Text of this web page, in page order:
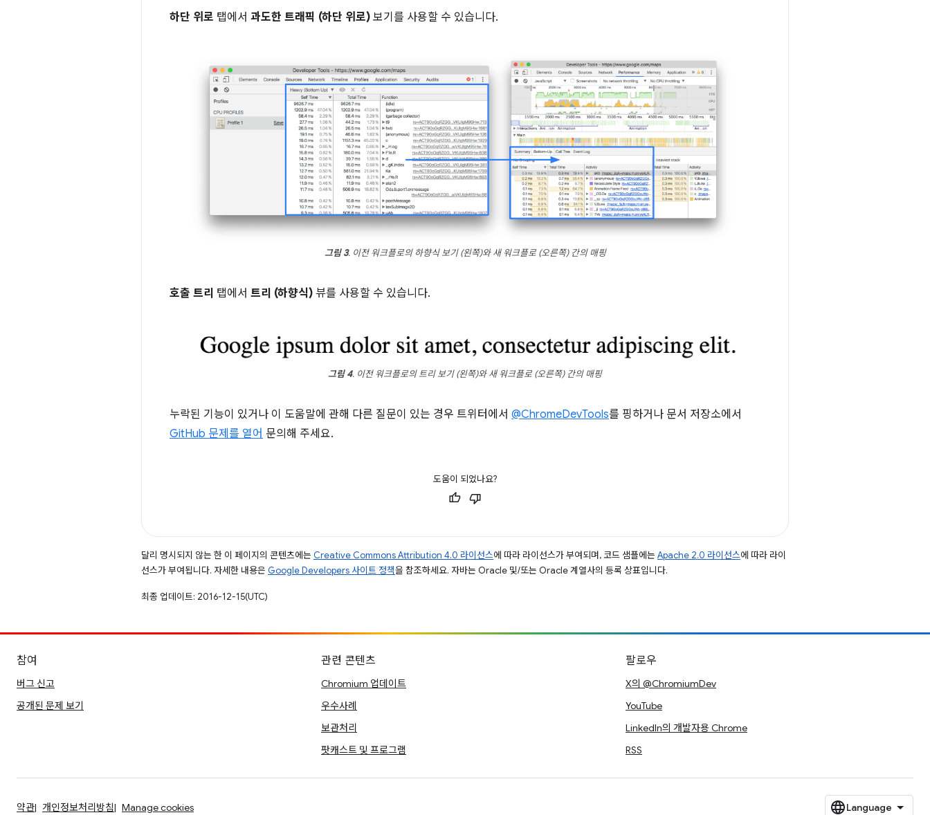
하단 위로 탭에서 과도한 트래픽 (하단 위로) 보기를 사용할 수 있습니다.
그림 3. 이전 워크플로의 하향식 보기 (왼쪽)와 새 워크플로 (오른쪽) 간의 매핑
호출 트리 탭에서 트리 (하향식) 뷰를 사용할 수 있습니다.
그림 4. 이전 워크플로의 트리 보기 (왼쪽)와 새 워크플로 (오른쪽) 간의 매핑
누락된 기능이 있거나 이 도움말에 관해 다른 질문이 있는 경우 트위터에서 @ChromeDevTools를 핑하거나 문서 저장소에서
GitHub 문제를 열어 문의해 주세요.
도움이 되었나요?
달리 명시되지 않는 한 이 페이지의 콘텐츠에는 Creative Commons Attribution 4.0 라이선스에 따라 라이선스가 부여되며, 코드 샘플에는 Apache 2.0 라이선스에 따라 라이
선스가 부여됩니다. 자세한 내용은 Google Developers 사이트 정책을 참조하세요. 자바는 Oracle 및/또는 Oracle 계열사의 등록 상표입니다.
최종 업데이트: 2016-12-15(UTC)
참여
버그 신고
공개된 문제 보기
관련 콘텐츠
Chromium 업데이트
우수사례
보관처리
팟캐스트 및 프로그램
팔로우
X의 @ChromiumDev
YouTube
LinkedIn의 개발자용 Chrome
RSS
약관 개인정보처리방침 Manage cookies